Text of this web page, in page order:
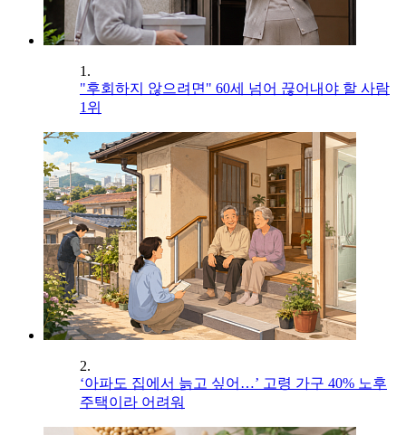
1.
"후회하지 않으려면" 60세 넘어 끊어내야 할 사람
1위
2.
‘아파도 집에서 늙고 싶어…’ 고령 가구 40% 노후
주택이라 어려워